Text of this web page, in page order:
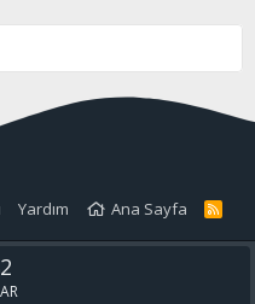
Yardım Ana Sayfa
R
S